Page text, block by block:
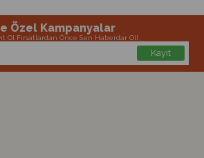
Özel Kampanyalar
Ol Fırsatlardan Önce Sen Haberdar Ol!
Kayıt